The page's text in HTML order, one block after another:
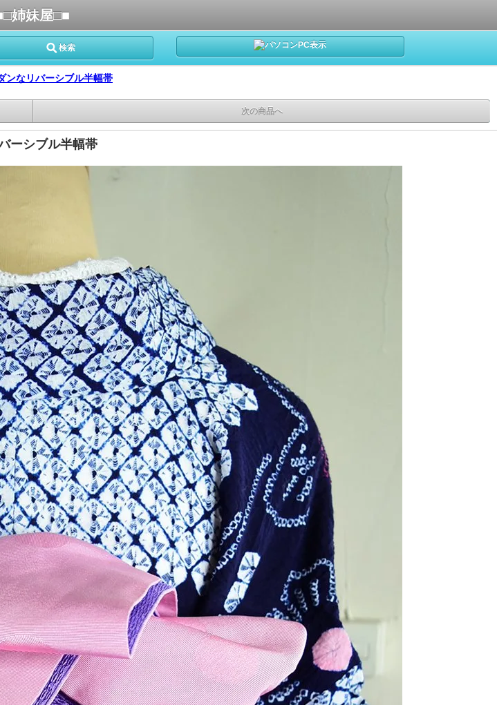
姉妹屋□■
検索 PC表示
ンなリバーシブル半幅帯
次の商品へ
ーシブル半幅帯